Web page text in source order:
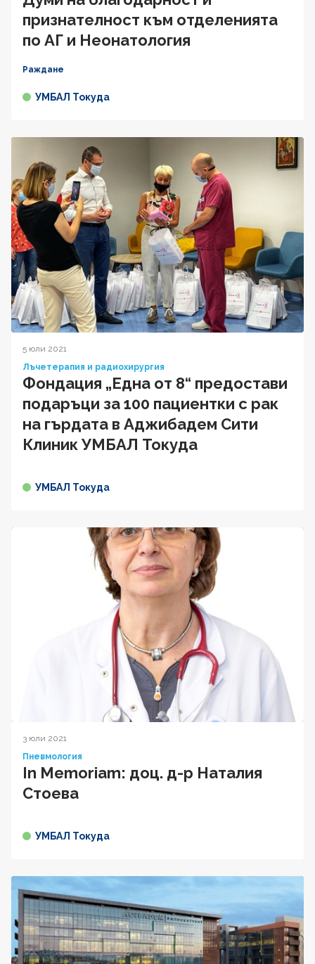
признателност към отделенията
по АГ и Неонатология
Раждане
УМБАЛ Токуда
5 юли 2021
Лъчетерапия и радиохирургия
Фондация „Една от 8“ предостави
подаръци за 100 пациентки с рак
на гърдата в Аджибадем Сити
Клиник УМБАЛ Токуда
УМБАЛ Токуда
3 юли 2021
Пневмология
In Memoriam: доц. д-р Наталия
Стоева
УМБАЛ Токуда